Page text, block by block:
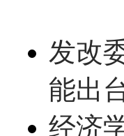
发改
能出
经济